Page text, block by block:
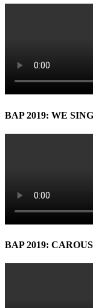
BAP 2019: WE
BAP 2019: